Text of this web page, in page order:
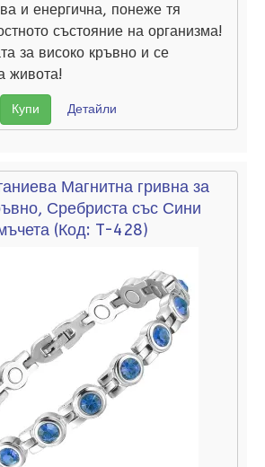
и енергична, понеже тя
състояние на организма!
за високо кръвно и се
живота!
Купи Детайли
Магнитна гривна за
Сребриста със Сини
(Код: T-428)